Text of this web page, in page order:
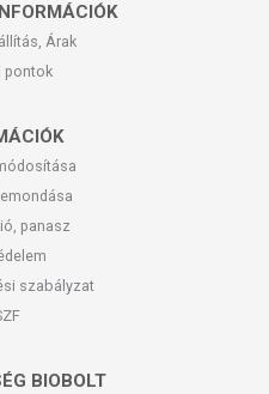
Árak
pontok
panasz
szabályzat
BIOBOLT